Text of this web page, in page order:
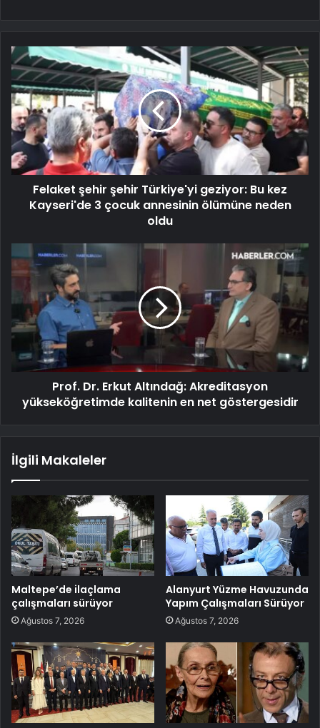
Felaket şehir şehir Türkiye'yi geziyor: Bu kez
Kayseri'de 3 çocuk annesinin ölümüne neden
oldu
Prof. Dr. Erkut Altındağ: Akreditasyon
yükseköğretimde kalitenin en net göstergesidir
İlgili Makaleler
Maltepe’de ilaçlama
çalışmaları sürüyor
Ağustos 7, 2026
Alanyurt Yüzme Havuzunda
Yapım Çalışmaları Sürüyor
Ağustos 7, 2026